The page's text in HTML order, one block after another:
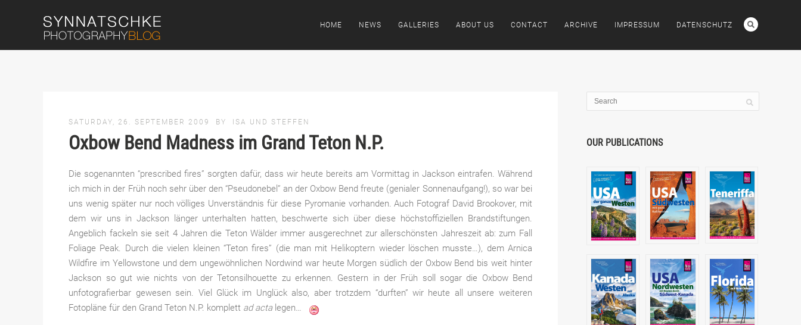
HOME NEWS GALLERIES ABOUT US CONTACT ARCHIVE IMPRESSUM DATENSCHUTZ
SATURDAY, 26. SEPTEMBER 2009 BY ISA UND STEFFEN
Oxbow Bend Madness im Grand Teton N.P.
Die sogenannten “prescribed fires” sorgten dafür, dass wir heute bereits am Vormittag in Jackson eintrafen. Während
ich mich in der Früh noch sehr über den “Pseudonebel” an der Oxbow Bend freute (genialer Sonnenaufgang!), so war bei
uns wenig später nur noch völliges Unverständnis für diese Pyromanie vorhanden. Auch Fotograf David Brookover, mit
dem wir uns in Jackson länger unterhalten hatten, beschwerte sich über diese höchstoffiziellen Brandstiftungen.
Angeblich fackeln sie seit 4 Jahren die Teton Wälder immer ausgerechnet zur allerschönsten Jahreszeit ab: zum Fall
Foliage Peak. Durch die vielen kleinen “Teton fires” (die man mit Helikoptern wieder löschen musste…), dem Arnica
Wildfire im Yellowstone und dem ungewöhnlichen Nordwind war heute Morgen südlich der Oxbow Bend bis weit hinter
Jackson so gut wie nichts von der Tetonsilhouette zu erkennen. Gestern in der Früh soll sogar die Oxbow Bend
unfotografierbar gewesen sein. Viel Glück im Unglück also, aber trotzdem “durften” wir heute all unsere weiteren
Fotopläne für den Grand Teton N.P. komplett ad actalegen…
OUR PUBLICATIONS